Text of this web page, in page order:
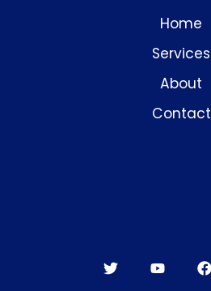
Home
Services
About
Contact